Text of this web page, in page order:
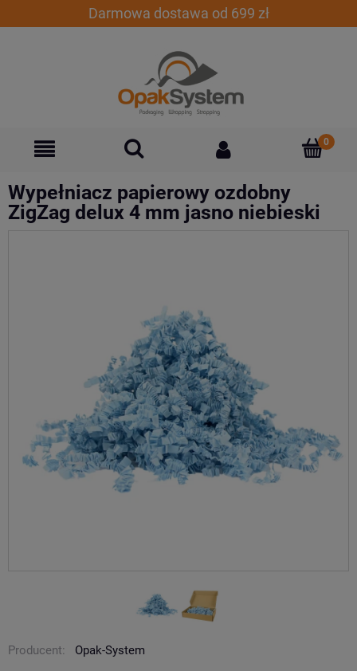
Darmowa dostawa od 699 zł
Wypełniacz papierowy ozdobny
ZigZag delux 4 mm jasno niebieski
Producent: Opak-System